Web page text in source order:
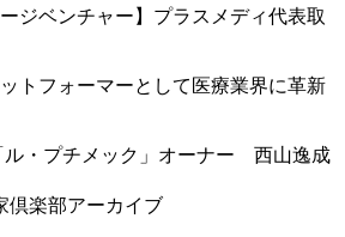
ージベンチャー】プラスメディ代表取
トフォーマーとして医療業界に革新
倶楽部アーカイブ